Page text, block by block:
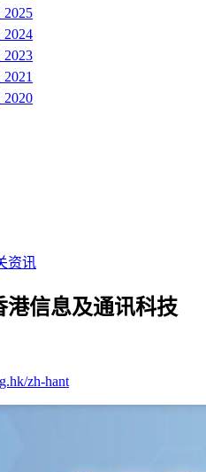
资讯
港信息及通讯科技
zh-hant